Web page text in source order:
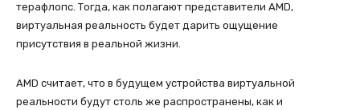
терафлопс. Тогда, как полагают представители AMD,
виртуальная реальность будет дарить ощущение
присутствия в реальной жизни.
AMD считает, что в будущем устройства виртуальной
реальности будут столь же распространены, как и